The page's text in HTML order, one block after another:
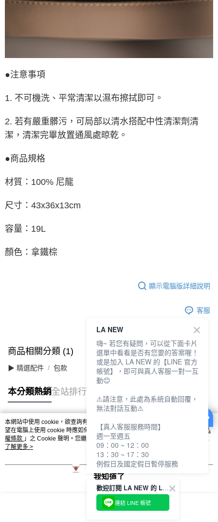
●注意事項
1. 不可機洗、平常清潔以濕布擦拭即可。
2. 若有嚴重髒污，可局部以清水搭配中性清潔劑清
潔，清潔完畢放置通風處晾乾。
●商品規格
材質：100% 尼龍
尺寸：43x36x13cm
容量：19L
顏色：拿鐵棕
顯示電腦版詳細說明
客服
商品相關分類 (1)
▶ 精選配件 包款
本分類熱銷全站排行
熱門標籤
本網站中使用 cookie，欲查詢有關本網站使用 cookie 方式之詳情，及若您不希
望在電腦上使用 cookie 時應如何變更電腦的 cookie 設定，請參閱本網站「
隱私
權條款 」之 Cookie 聲明。您繼續使用本網站即表示您同意本公司得按本網站使
用條款之 Cookie 聲明使用 cookie。
了解更多 >
我知道了
歡迎訂閱 LA NEW 的 LINE 官方帳號
連結 LINE 帳號
LA NEW
嗨~ 若您有疑問，可以從下面卡片
選單中看看是否有您要的答案喔！
或是加入 LA NEW 的【LINE 官方
帳號】，即可與真人客服一對一互
動😊
⚠️請注意，此處為系統自動回覆，
無法對話互動⚠️
【真人客服服務時間】
週一至週五
09：00 ~ 12：00
13：30 ~ 17：30
例假日及國定假日暫停服務